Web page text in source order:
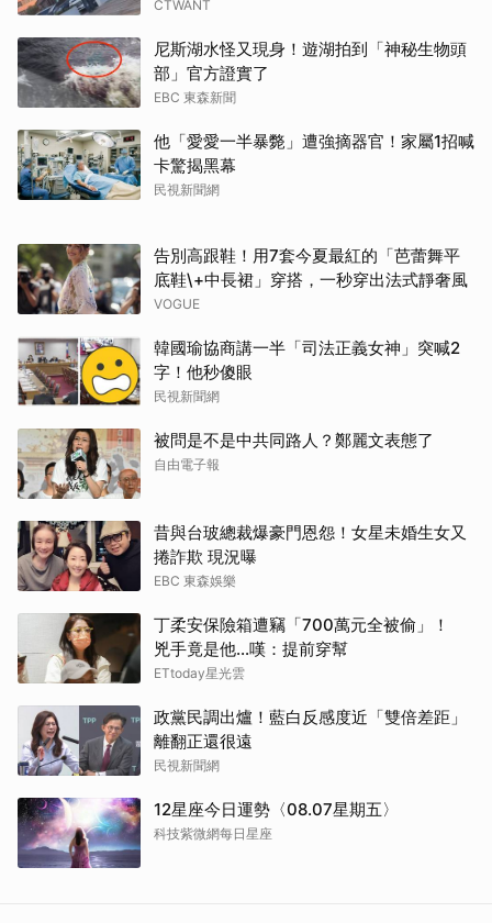
CTWANT
尼斯湖水怪又現身！遊湖拍到「神秘生物頭
部」官方證實了
EBC 東森新聞
他「愛愛一半暴斃」遭強摘器官！家屬1招喊
卡驚揭黑幕
民視新聞網
告別高跟鞋！用7套今夏最紅的「芭蕾舞平
底鞋\+中長裙」穿搭，一秒穿出法式靜奢風
VOGUE
韓國瑜協商講一半「司法正義女神」突喊2
字！他秒傻眼
民視新聞網
被問是不是中共同路人？鄭麗文表態了
自由電子報
昔與台玻總裁爆豪門恩怨！女星未婚生女又
捲詐欺 現況曝
EBC 東森娛樂
丁柔安保險箱遭竊「700萬元全被偷」！
兇手竟是他...嘆：提前穿幫
ETtoday星光雲
政黨民調出爐！藍白反感度近「雙倍差距」
離翻正還很遠
民視新聞網
12星座今日運勢〈08.07星期五〉
科技紫微網每日星座